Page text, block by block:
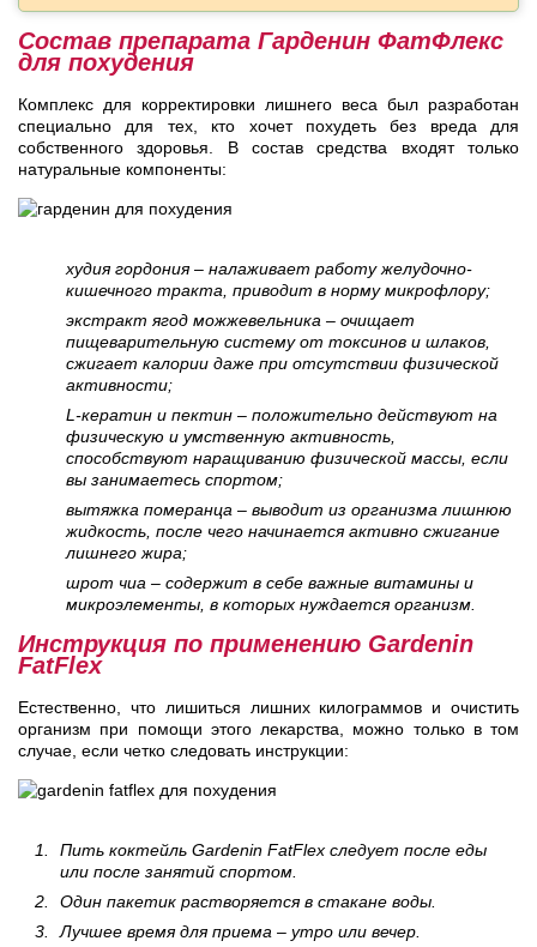
Состав препарата Гарденин ФатФлекс
для похудения
Комплекс для корректировки лишнего веса был разработан
специально для тех, кто хочет похудеть без вреда для
собственного здоровья. В состав средства входят только
натуральные компоненты:
худия гордония – налаживает работу желудочно-
кишечного тракта, приводит в норму микрофлору;
экстракт ягод можжевельника – очищает
пищеварительную систему от токсинов и шлаков,
сжигает калории даже при отсутствии физической
активности;
L-кератин и пектин – положительно действуют на
физическую и умственную активность,
способствуют наращиванию физической массы, если
вы занимаетесь спортом;
вытяжка померанца – выводит из организма лишнюю
жидкость, после чего начинается активно сжигание
лишнего жира;
шрот чиа – содержит в себе важные витамины и
микроэлементы, в которых нуждается организм.
Инструкция по применению Gardenin
FatFlex
Естественно, что лишиться лишних килограммов и очистить
организм при помощи этого лекарства, можно только в том
случае, если четко следовать инструкции:
Пить коктейль Gardenin FatFlex следует после еды
или после занятий спортом.
Один пакетик растворяется в стакане воды.
Лучшее время для приема – утро или вечер.